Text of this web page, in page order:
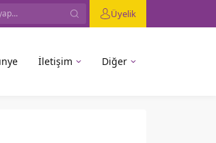
Üyelik
İletişim Diğer